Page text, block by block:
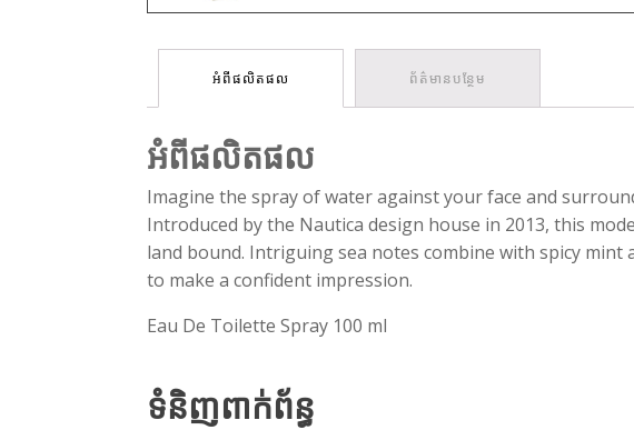
អំពីផលិតផល ព័ត៌មានបន្ថែម
អំពីផលិតផល
Imagine the spray of water against your face and
Introduced by the Nautica design house in 2013, this
land bound. Intriguing sea notes combine with spicy
to make a confident impression.
Eau De Toilette Spray 100 ml
ទំនិញពាក់ព័ន្ធ